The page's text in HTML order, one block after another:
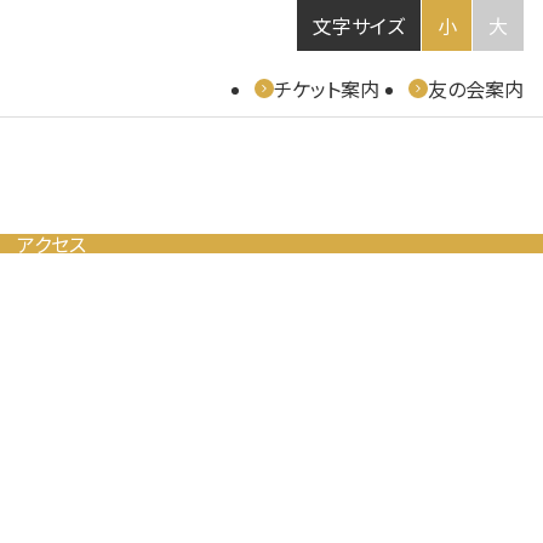
文字サイズ 小 大
チケット案内 友の会案内
アクセス